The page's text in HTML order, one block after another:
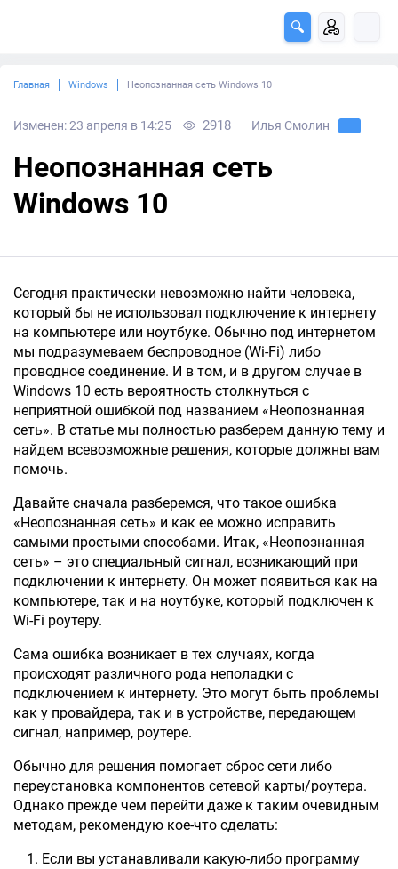
Главная Windows Неопознанная сеть Windows 10
Изменен: 23 апреля в 14:25 2918 Илья Смолин
Неопознанная сеть
Windows 10
Сегодня практически невозможно найти человека,
который бы не использовал подключение к интернету
на компьютере или ноутбуке. Обычно под интернетом
мы подразумеваем беспроводное (Wi-Fi) либо
проводное соединение. И в том, и в другом случае в
Windows 10 есть вероятность столкнуться с
неприятной ошибкой под названием «Неопознанная
сеть». В статье мы полностью разберем данную тему и
найдем всевозможные решения, которые должны вам
помочь.
Давайте сначала разберемся, что такое ошибка
«Неопознанная сеть» и как ее можно исправить
самыми простыми способами. Итак, «Неопознанная
сеть» – это специальный сигнал, возникающий при
подключении к интернету. Он может появиться как на
компьютере, так и на ноутбуке, который подключен к
Wi-Fi роутеру.
Сама ошибка возникает в тех случаях, когда
происходят различного рода неполадки с
подключением к интернету. Это могут быть проблемы
как у провайдера, так и в устройстве, передающем
сигнал, например, роутере.
Обычно для решения помогает сброс сети либо
переустановка компонентов сетевой карты/роутера.
Однако прежде чем перейти даже к таким очевидным
методам, рекомендую кое-что сделать:
Если вы устанавливали какую-либо программу